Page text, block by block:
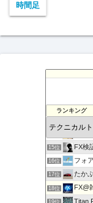
時間足
ランキング
負け
12位 テク
現役サ
15位 FX検
16位 フォ
17位 たかぶ
18位 FX@
19位 Titan